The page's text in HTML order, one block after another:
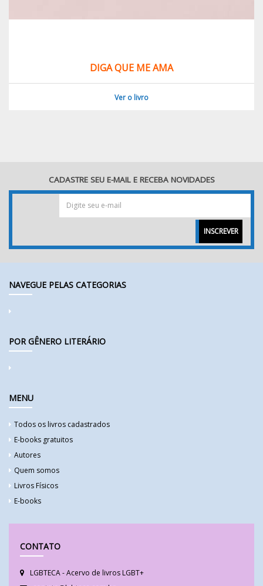
DIGA QUE ME AMA
Ver o livro
CADASTRE SEU E-MAIL E RECEBA NOVIDADES
INSCREVER
NAVEGUE PELAS CATEGORIAS
POR GÊNERO LITERÁRIO
MENU
Todos os livros cadastrados
E-books gratuitos
Autores
Quem somos
Livros Físicos
E-books
CONTATO
LGBTECA - Acervo de livros LGBT+